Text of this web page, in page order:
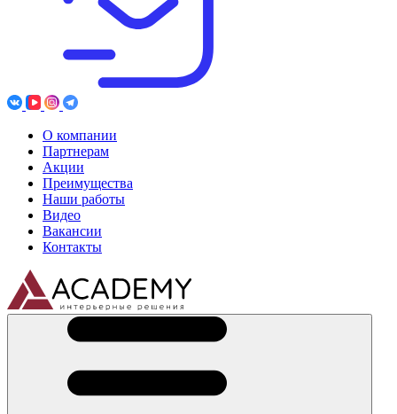
О компании
Партнерам
Акции
Преимущества
Наши работы
Видео
Вакансии
Контакты